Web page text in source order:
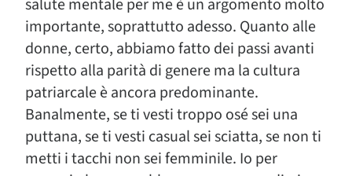
salute mentale per me è un argomento molto
importante, soprattutto adesso. Quanto alle
donne, certo, abbiamo fatto dei passi avanti
rispetto alla parità di genere ma la cultura
patriarcale è ancora predominante.
Banalmente, se ti vesti troppo osé sei una
puttana, se ti vesti casual sei sciatta, se non ti
metti i tacchi non sei femminile. Io per